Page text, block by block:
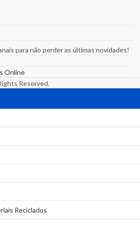
para não perder as últimas novidades!
Reserved.
Reciclados